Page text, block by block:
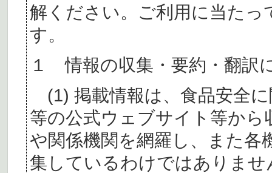
解ください。ご利用に当た
す。
１ 情報の収集・要約・翻訳
(1) 掲載情報は、食品安全
等の公式ウェブサイト等か
や関係機関を網羅し、また各
集しているわけではありませ